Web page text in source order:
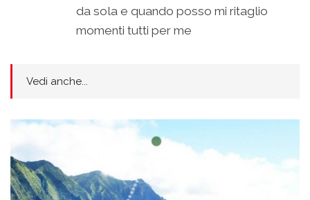
da sola e quando posso mi ritaglio
momenti tutti per me
Vedi anche...